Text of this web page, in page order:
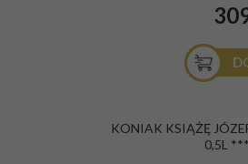
KONIAK KSIĄŻĘ
0,5L